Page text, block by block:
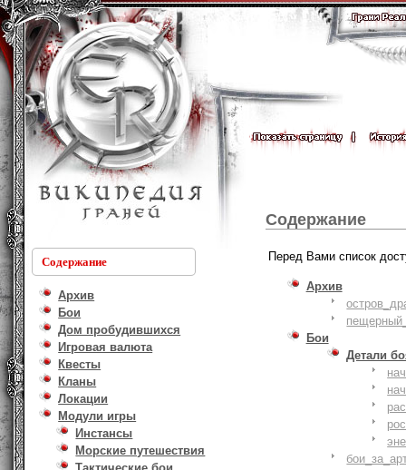
Содержание
Архив
Бои
Дом пробудившихся
Игровая валюта
Квесты
Кланы
Локации
Модули игры
Инстансы
Морские путешествия
Содержание
Перед Вами список
Архив
Бои
Детали